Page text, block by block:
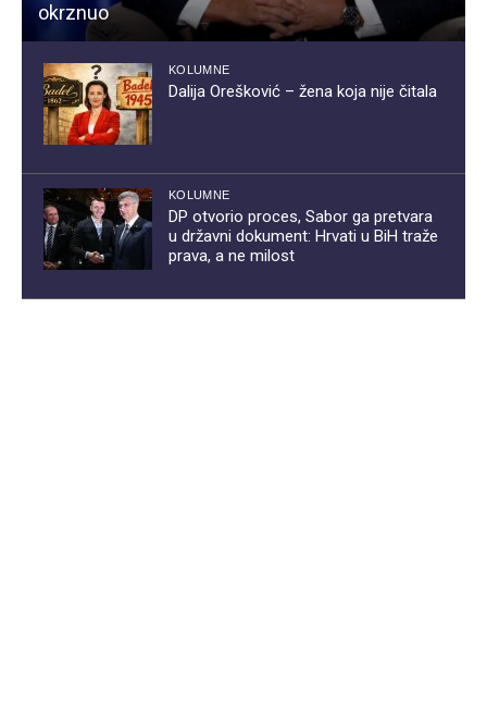
okrznuo
KOLUMNE
Dalija Orešković – žena koja nije čitala
KOLUMNE
DP otvorio proces, Sabor ga pretvara
u državni dokument: Hrvati u BiH traže
prava, a ne milost